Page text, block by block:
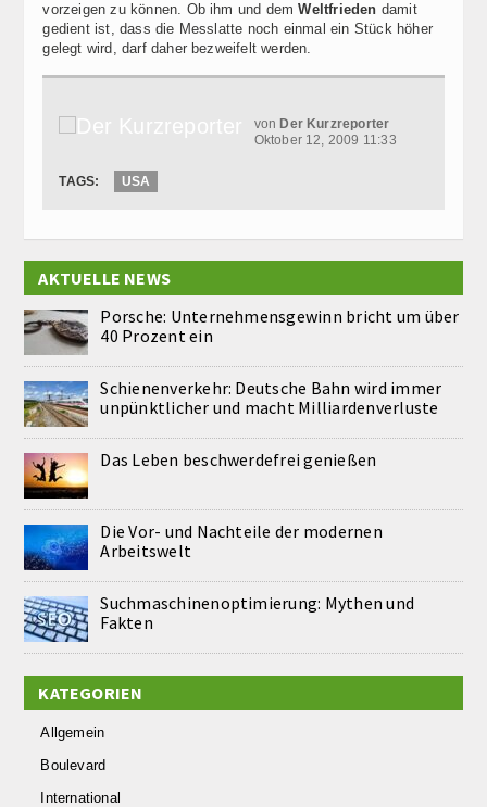
vorzeigen zu können. Ob ihm und demWeltfrieden damit
gedient ist, dass die Messlatte noch einmal ein Stück höher
gelegt wird, darf daher bezweifelt werden.
von Der Kurzreporter
Oktober 12, 2009 11:33
TAGS: USA
AKTUELLE NEWS
Porsche: Unternehmensgewinn bricht um über
40 Prozent ein
Schienenverkehr: Deutsche Bahn wird immer
unpünktlicher und macht Milliardenverluste
Das Leben beschwerdefrei genießen
Die Vor- und Nachteile der modernen
Arbeitswelt
Suchmaschinenoptimierung: Mythen und
Fakten
KATEGORIEN
Allgemein
Boulevard
International